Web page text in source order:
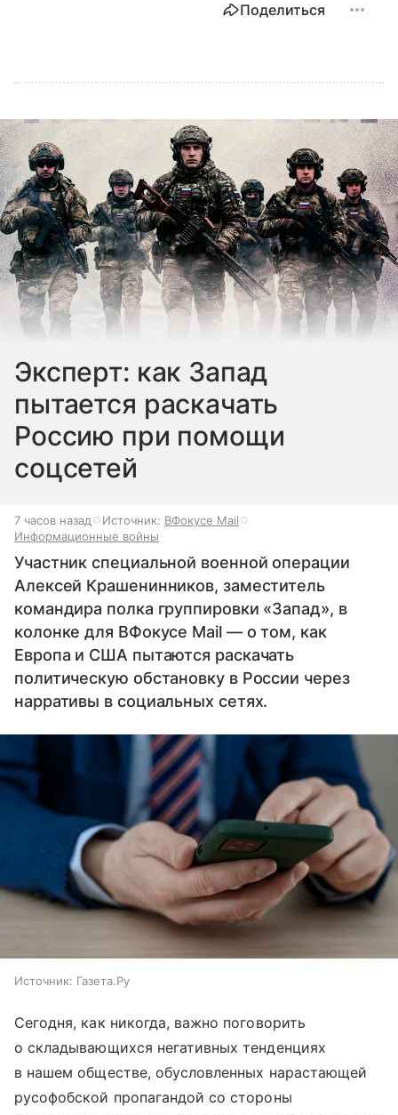
Поделиться
Эксперт: как Запад
пытается раскачать
Россию при помощи
соцсетей
7 часов назад Источник: ВФокусе Mail
Информационные войны
Участник специальной военной операции
Алексей Крашенинников, заместитель
командира полка группировки «Запад», в
колонке для ВФокусе Mail — о том, как
Европа и США пытаются раскачать
политическую обстановку в России через
нарративы в социальных сетях.
Источник: Газета.Ру
Сегодня, как никогда, важно поговорить
о складывающихся негативных тенденциях
в нашем обществе, обусловленных нарастающей
русофобской пропагандой со стороны